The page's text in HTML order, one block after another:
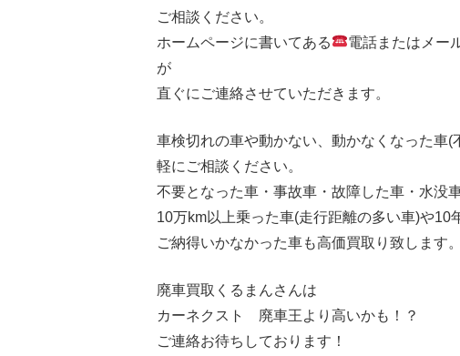
ご相談ください。
ホームページに書いてある
電話またはメー
が
直ぐにご連絡させていただきます。
車検切れの車や動かない、動かなくなった車
軽にご相談ください。
不要となった車・事故車・故障した車・水没
10万km以上乗った車(走行距離の多い車)や
ご納得いかなかった車も高価買取り致します。
廃車買取くるまんさんは
カーネクスト 廃車王より高いかも！？
ご連絡お待ちしております！